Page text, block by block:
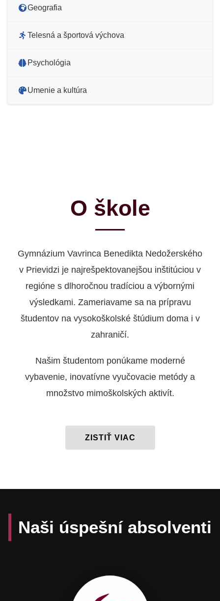
Geografia
Telesná a športová výchova
Psychológia
Umenie a kultúra
O škole
Gymnázium Vavrinca Benedikta Nedožerského
v Prievidzi je najrešpektovanejšou inštitúciou v
regióne s dlhoročnou tradíciou a výbornými
výsledkami. Zameriavame sa na prípravu
študentov na vysokoškolské štúdium doma i v
zahraničí.
Našim študentom ponúkame moderné
vybavenie, inovatívne vyučovacie metódy a
množstvo mimoškolských aktivít.
ZISTIŤ VIAC
Naši úspešní absolventi